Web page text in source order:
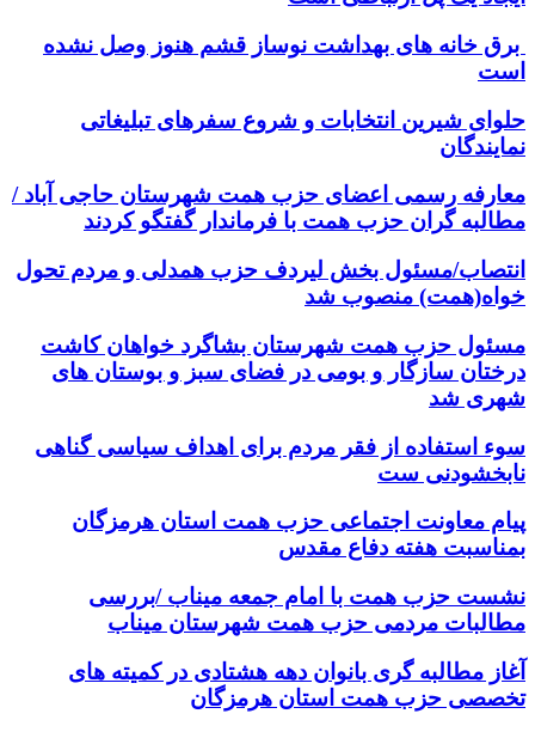
برق خانه های بهداشت نوساز قشم هنوز وصل نشده
است
حلوای شیرین انتخابات و شروع سفرهای تبلیغاتی
نمایندگان
معارفه رسمی اعضای حزب همت شهرستان حاجی آباد /
مطالبه گران حزب همت با فرماندار گفتگو کردند
انتصاب/مسئول بخش لیردف حزب همدلی و مردم تحول
خواه(همت) منصوب شد
مسئول حزب همت شهرستان بشاگرد خواهان کاشت
درختان سازگار و بومی در فضای سبز و بوستان های
شهری شد
سوء استفاده از فقر مردم برای اهداف سیاسی گناهی
نابخشودنی ست
پیام معاونت اجتماعی حزب همت استان هرمزگان
بمناسبت هفته دفاع مقدس
نشست حزب همت با امام جمعه میناب /بررسی
مطالبات مردمی حزب همت شهرستان میناب
آغاز مطالبه گری بانوان دهه هشتادی در کمیته های
تخصصی حزب همت استان هرمزگان